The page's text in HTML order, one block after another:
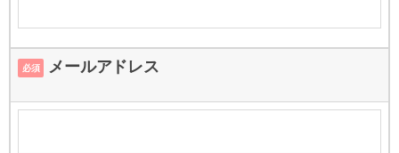
必須 メールアドレス